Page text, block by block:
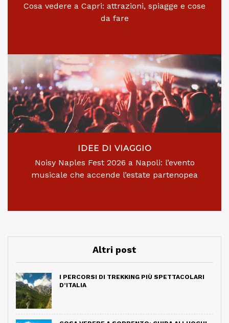
Cosa vedere a Capri: attrazioni, spiagge e cose
da fare
IDEE DI VIAGGIO
Noisy Naples Fest 2026 a Napoli: l’evento
musicale che accende l’estate partenopea
Altri post
I PERCORSI DI TREKKING PIÙ SPETTACOLARI
D’ITALIA